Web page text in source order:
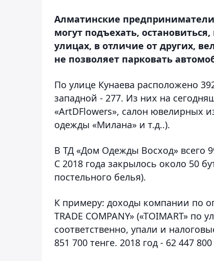
Алматинские
могут подъехать,
улицах, в отличие от других,
не позволяет парковать
По улице Кунаева расположено
западной - 277. Из них на
«ArtDFlowers», салон ювелирных
одежды «Милана» и т.д..).
В ТД «Дом Одежды Восход» всего
С 2018 года закрылось около 50
постельного белья).
К примеру: доходы компании по
TRADE COMPANY» («TOIMART»
соответственно, упали и
851 700 тенге. 2018 год - 62 447 800